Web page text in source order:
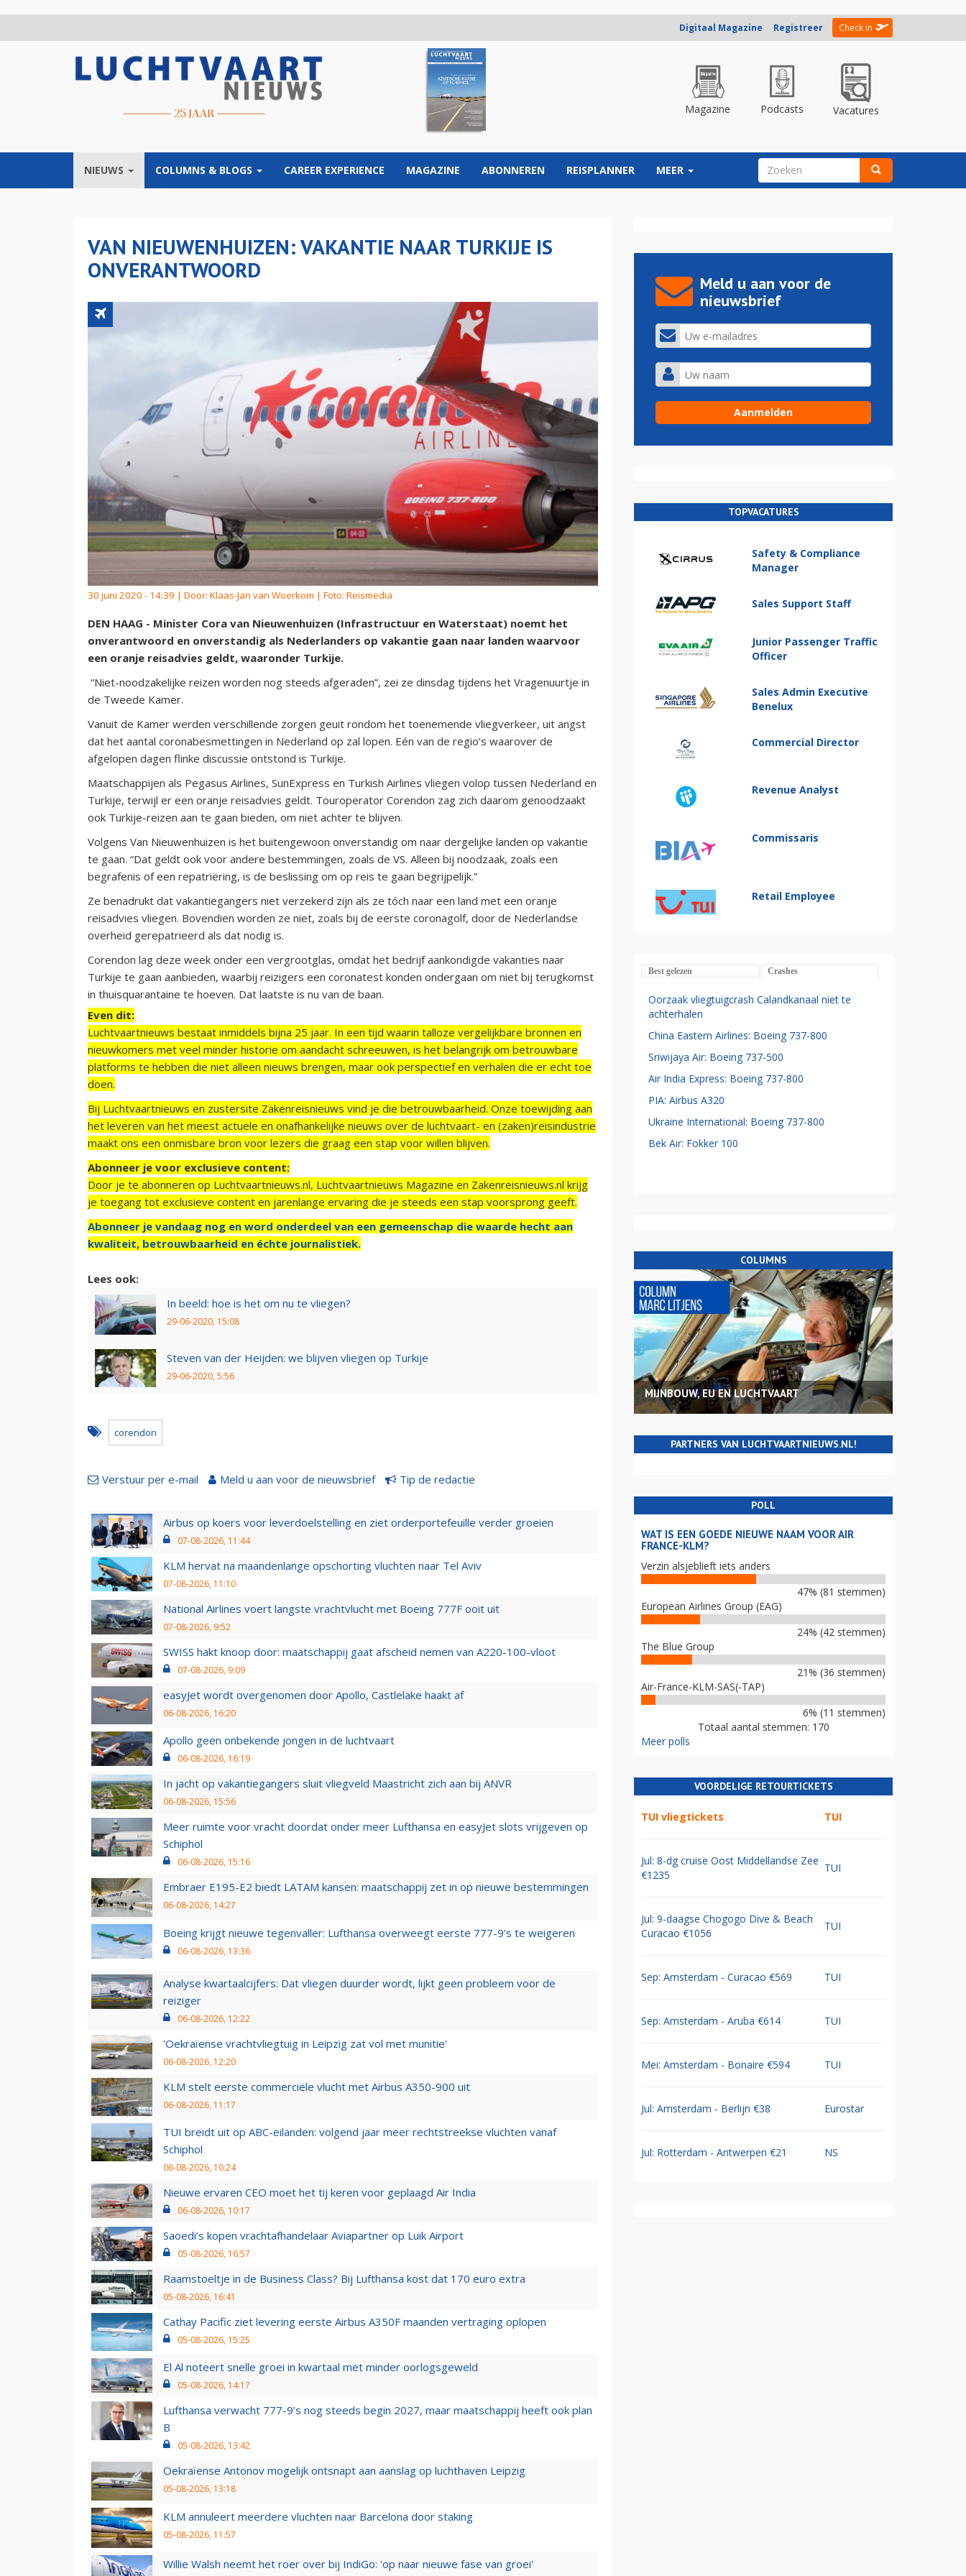
Digitaal Magazine Registreer Check in
Magazine Podcasts Vacatures
NIEUWS COLUMNS & BLOGS CAREER EXPERIENCE MAGAZINE ABONNEREN REISPLANNER MEER ZOEKVELD
VAN NIEUWENHUIZEN: VAKANTIE NAAR TURKIJE IS
ONVERANTWOORD
30 juni 2020 - 14:39 | Door: Klaas-Jan van Woerkom | Foto: Reismedia
DEN HAAG - Minister Cora van Nieuwenhuizen (Infrastructuur en Waterstaat) noemt het
onverantwoord en onverstandig als Nederlanders op vakantie gaan naar landen waarvoor
een oranje reisadvies geldt, waaronder Turkije.
“Niet-noodzakelijke reizen worden nog steeds afgeraden”, zei ze dinsdag tijdens het Vragenuurtje in
de Tweede Kamer.
Vanuit de Kamer werden verschillende zorgen geuit rondom het toenemende vliegverkeer, uit angst
dat het aantal coronabesmettingen in Nederland op zal lopen. Eén van de regio’s waarover de
afgelopen dagen flinke discussie ontstond is Turkije.
Maatschappijen als Pegasus Airlines, SunExpress en Turkish Airlines vliegen volop tussen Nederland en
Turkije, terwijl er een oranje reisadvies geldt. Touroperator Corendon zag zich daarom genoodzaakt
ook Turkije-reizen aan te gaan bieden, om niet achter te blijven.
Volgens Van Nieuwenhuizen is het buitengewoon onverstandig om naar dergelijke landen op vakantie
te gaan. “Dat geldt ook voor andere bestemmingen, zoals de VS. Alleen bij noodzaak, zoals een
begrafenis of een repatriëring, is de beslissing om op reis te gaan begrijpelijk.”
Ze benadrukt dat vakantiegangers niet verzekerd zijn als ze tóch naar een land met een oranje
reisadvies vliegen. Bovendien worden ze niet, zoals bij de eerste coronagolf, door de Nederlandse
overheid gerepatrieerd als dat nodig is.
Corendon lag deze week onder een vergrootglas, omdat het bedrijf aankondigde vakanties naar
Turkije te gaan aanbieden, waarbij reizigers een coronatest konden ondergaan om niet bij terugkomst
in thuisquarantaine te hoeven. Dat laatste is nu van de baan.
Even dit:
Luchtvaartnieuws bestaat inmiddels bijna 25 jaar. In een tijd waarin talloze vergelijkbare bronnen en
nieuwkomers met veel minder historie om aandacht schreeuwen, is het belangrijk om betrouwbare
platforms te hebben die niet alleen nieuws brengen, maar ook perspectief en verhalen die er echt toe
doen.
Bij Luchtvaartnieuws en zustersite Zakenreisnieuws vind je die betrouwbaarheid. Onze toewijding aan
het leveren van het meest actuele en onafhankelijke nieuws over de luchtvaart- en (zaken)reisindustrie
maakt ons een onmisbare bron voor lezers die graag een stap voor willen blijven.
Abonneer je voor exclusieve content:
Door je te abonneren op Luchtvaartnieuws.nl, Luchtvaartnieuws Magazine en Zakenreisnieuws.nl krijg
je toegang tot exclusieve content en jarenlange ervaring die je steeds een stap voorsprong geeft.
Abonneer je vandaag nog en word onderdeel van een gemeenschap die waarde hecht aan
kwaliteit, betrouwbaarheid en échte journalistiek.
Lees ook:
In beeld: hoe is het om nu te vliegen?
29-06-2020, 15:08
Steven van der Heijden: we blijven vliegen op Turkije
29-06-2020, 5:56
corendon
Verstuur per e-mail Meld u aan voor de nieuwsbrief Tip de redactie
Airbus op koers voor leverdoelstelling en ziet orderportefeuille verder groeien
07-08-2026, 11:44
KLM hervat na maandenlange opschorting vluchten naar Tel Aviv
07-08-2026, 11:10
National Airlines voert langste vrachtvlucht met Boeing 777F ooit uit
07-08-2026, 9:52
SWISS hakt knoop door: maatschappij gaat afscheid nemen van A220-100-vloot
07-08-2026, 9:09
easyJet wordt overgenomen door Apollo, Castlelake haakt af
06-08-2026, 16:20
Apollo geen onbekende jongen in de luchtvaart
06-08-2026, 16:19
In jacht op vakantiegangers sluit vliegveld Maastricht zich aan bij ANVR
06-08-2026, 15:56
Meer ruimte voor vracht doordat onder meer Lufthansa en easyJet slots vrijgeven op
Schiphol
06-08-2026, 15:16
Embraer E195-E2 biedt LATAM kansen: maatschappij zet in op nieuwe bestemmingen
06-08-2026, 14:27
Boeing krijgt nieuwe tegenvaller: Lufthansa overweegt eerste 777-9’s te weigeren
06-08-2026, 13:36
Analyse kwartaalcijfers: Dat vliegen duurder wordt, lijkt geen probleem voor de
reiziger
06-08-2026, 12:22
'Oekraïense vrachtvliegtuig in Leipzig zat vol met munitie'
06-08-2026, 12:20
KLM stelt eerste commerciële vlucht met Airbus A350-900 uit
06-08-2026, 11:17
TUI breidt uit op ABC-eilanden: volgend jaar meer rechtstreekse vluchten vanaf
Schiphol
06-08-2026, 10:24
Nieuwe ervaren CEO moet het tij keren voor geplaagd Air India
06-08-2026, 10:17
Saoedi’s kopen vrachtafhandelaar Aviapartner op Luik Airport
05-08-2026, 16:57
Raamstoeltje in de Business Class? Bij Lufthansa kost dat 170 euro extra
05-08-2026, 16:41
Cathay Pacific ziet levering eerste Airbus A350F maanden vertraging oplopen
05-08-2026, 15:25
El Al noteert snelle groei in kwartaal met minder oorlogsgeweld
05-08-2026, 14:17
Lufthansa verwacht 777-9’s nog steeds begin 2027, maar maatschappij heeft ook plan
B
05-08-2026, 13:42
Oekraïense Antonov mogelijk ontsnapt aan aanslag op luchthaven Leipzig
05-08-2026, 13:18
KLM annuleert meerdere vluchten naar Barcelona door staking
05-08-2026, 11:57
Willie Walsh neemt het roer over bij IndiGo: 'op naar nieuwe fase van groei'
Meld u aan voor de
nieuwsbrief
TOPVACATURES
Safety & Compliance
Manager
Sales Support Staff
Junior Passenger Traffic
Officer
Sales Admin Executive
Benelux
Commercial Director
Revenue Analyst
Commissaris
Retail Employee
Best gelezen Crashes
Oorzaak vliegtuigcrash Calandkanaal niet te
achterhalen
China Eastern Airlines: Boeing 737-800
Sriwijaya Air: Boeing 737-500
Air India Express: Boeing 737-800
PIA: Airbus A320
Ukraine International: Boeing 737-800
Bek Air: Fokker 100
COLUMNS
MIJNBOUW, EU EN LUCHTVAART
PARTNERS VAN LUCHTVAARTNIEUWS.NL!
POLL
WAT IS EEN GOEDE NIEUWE NAAM VOOR AIR
FRANCE-KLM?
Verzin alsjeblieft iets anders
47% (81 stemmen)
European Airlines Group (EAG)
24% (42 stemmen)
The Blue Group
21% (36 stemmen)
Air-France-KLM-SAS(-TAP)
6% (11 stemmen)
Totaal aantal stemmen: 170
Meer polls
VOORDELIGE RETOURTICKETS
TUI vliegtickets TUI
Jul: 8-dg cruise Oost Middellandse Zee
€1235
TUI
Jul: 9-daagse Chogogo Dive & Beach
Curacao €1056
TUI
Sep: Amsterdam - Curacao €569 TUI
Sep: Amsterdam - Aruba €614 TUI
Mei: Amsterdam - Bonaire €594 TUI
Jul: Amsterdam - Berlijn €38 Eurostar
Jul: Rotterdam - Antwerpen €21 NS